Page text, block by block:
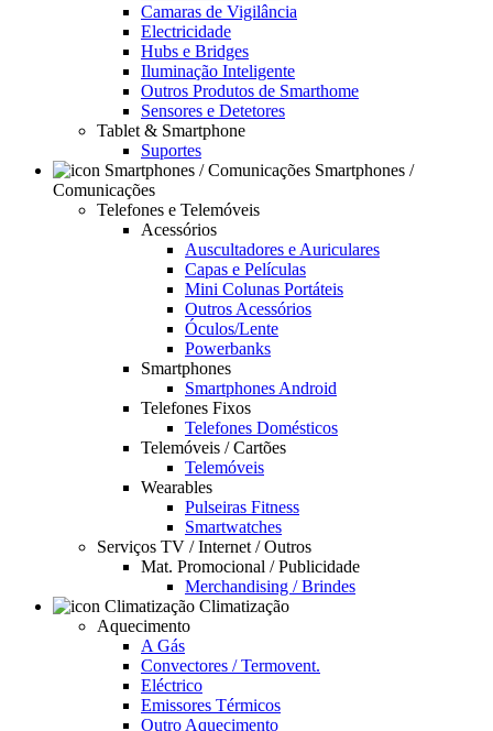
Camaras de Vigilância
Electricidade
Hubs e Bridges
Iluminação Inteligente
Outros Produtos de Smarthome
Sensores e Detetores
Tablet & Smartphone
Suportes
Smartphones /
Comunicações
Telefones e Telemóveis
Acessórios
Auscultadores e Auriculares
Capas e Películas
Mini Colunas Portáteis
Outros Acessórios
Óculos/Lente
Powerbanks
Smartphones
Smartphones Android
Telefones Fixos
Telefones Domésticos
Telemóveis / Cartões
Telemóveis
Wearables
Pulseiras Fitness
Smartwatches
Serviços TV / Internet / Outros
Mat. Promocional / Publicidade
Merchandising / Brindes
Climatização
Aquecimento
A Gás
Convectores / Termovent.
Eléctrico
Emissores Térmicos
Outro Aquecimento